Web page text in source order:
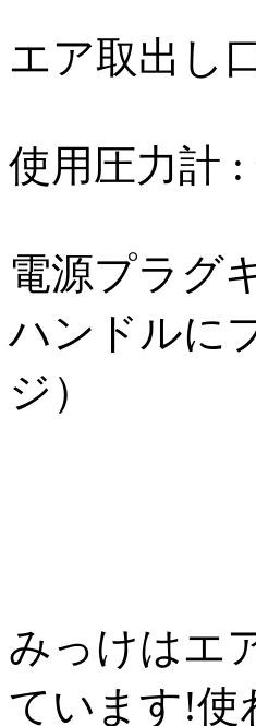
エア取出し
使用圧力計
電源プラグ
ハンドルに
ジ）
みっけはエ
ています!使